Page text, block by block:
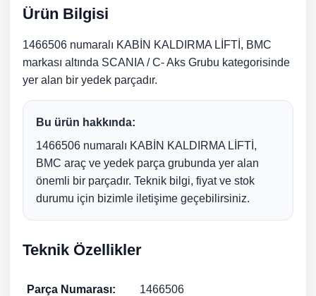
Ürün Bilgisi
1466506 numaralı KABİN KALDIRMA LİFTİ, BMC
markası altında SCANIA / C- Aks Grubu kategorisinde
yer alan bir yedek parçadır.
Bu ürün hakkında:
1466506 numaralı KABİN KALDIRMA LİFTİ,
BMC araç ve yedek parça grubunda yer alan
önemli bir parçadır. Teknik bilgi, fiyat ve stok
durumu için bizimle iletişime geçebilirsiniz.
Teknik Özellikler
Parça Numarası: 1466506